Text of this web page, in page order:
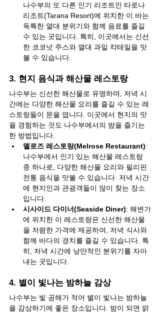
나수부의 또 다른 인기 리조트인 타로나
리조트(Tarana Resort)에 위치한 이 바는
독특한 열대 분위기와 함께 음료를 즐길
수 있는 곳입니다. 특히, 이곳에서는 신선
한 코코넛 주스와 열대 과일 칵테일을 맛
볼 수 있습니다.
3. 현지 음식과 해산물 레스토랑
나수부는 신선한 해산물로 유명하며, 저녁 시
간에는 다양한 해산물 요리를 즐길 수 있는 레
스토랑들이 문을 엽니다. 이곳에서 현지의 맛
을 경험하는 것도 나수부에서의 밤을 즐기는
한 방법입니다.
멜로즈 레스토랑(Melrose Restaurant):
나수부에서 인기 있는 해산물 레스토랑
중 하나로, 다양한 해산물 요리와 필리핀
전통 음식을 맛볼 수 있습니다. 저녁 시간
에 현지인과 관광객들이 많이 찾는 장소
입니다.
시사이드 다이너(Seaside Diner): 해변가
에 위치한 이 레스토랑은 신선한 해산물
을 저렴한 가격에 제공하여, 저녁 식사와
함께 바다의 경치를 즐길 수 있습니다. 특
히, 저녁 시간에 낭만적인 분위기를 자아
내는 곳입니다.
4. 별이 빛나는 밤하늘 감상
나수부는 빛 공해가 적어 별이 빛나는 밤하늘
을 감상하기에 좋은 장소입니다. 밤이 되면 맑